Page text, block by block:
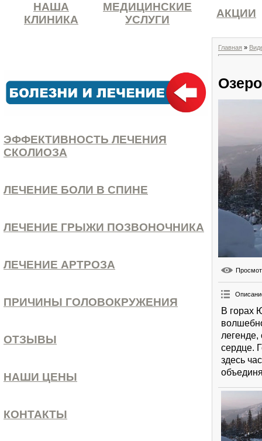
НАША
КЛИНИКА
МЕДИЦИНСКИЕ
УСЛУГИ
АКЦИИ
ЭФФЕКТИВНОСТЬ ЛЕЧЕНИЯ
СКОЛИОЗА
ЛЕЧЕНИЕ БОЛИ В СПИНЕ
ЛЕЧЕНИЕ ГРЫЖИ ПОЗВОНОЧНИКА
ЛЕЧЕНИЕ АРТРОЗА
ПРИЧИНЫ ГОЛОВОКРУЖЕНИЯ
ОТЗЫВЫ
НАШИ ЦЕНЫ
КОНТАКТЫ
Главная »
В горах
легенде,
сердце.
здесь